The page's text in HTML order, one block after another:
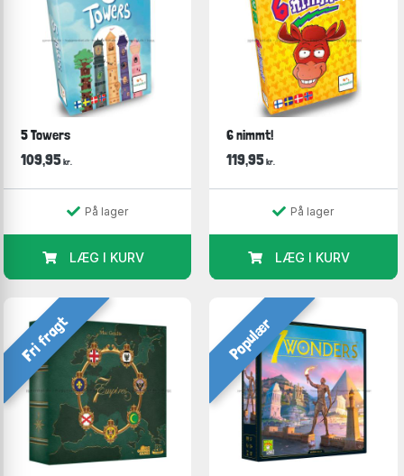
5 Towers
109,95 kr.
På lager
LÆG I KURV
6 nimmt!
119,95kr.
På lager
LÆG I KURV
Fri fragt Populær